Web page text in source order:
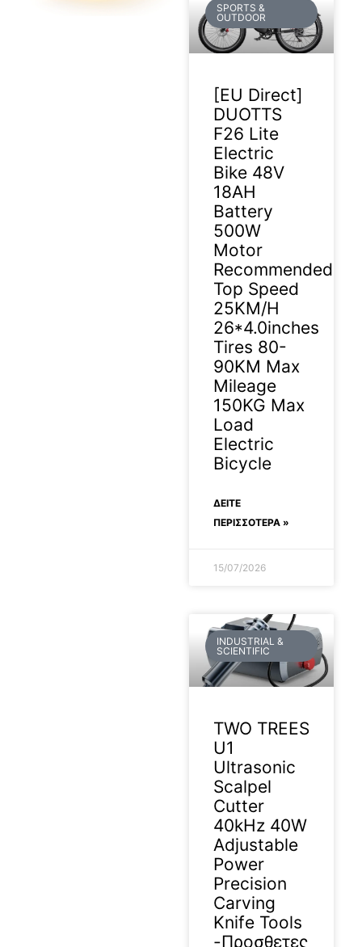
SPORTS &
OUTDOOR
[EU Direct]
DUOTTS
F26 Lite
Electric
Bike 48V
18AH
Battery
500W
Motor
Recommended
Top Speed
25KM/H
26*4.0inches
Tires 80-
90KM Max
Mileage
150KG Max
Load
Electric
Bicycle
ΔΕΊΤΕ
ΠΕΡΙΣΣΟΤΕΡΑ »
15/07/2026
INDUSTRIAL &
SCIENTIFIC
TWO TREES
U1
Ultrasonic
Scalpel
Cutter
40kHz 40W
Adjustable
Power
Precision
Carving
Knife Tools
-Προσθετες